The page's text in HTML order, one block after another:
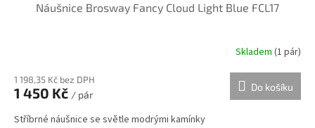
Náušnice Brosway Fancy Cloud Light Blue FCL17
Skladem (1 pár)
1 198,35 Kč bez DPH
1 450 Kč / pár
Do košíku
Stříbrné náušnice se světle modrými kamínky